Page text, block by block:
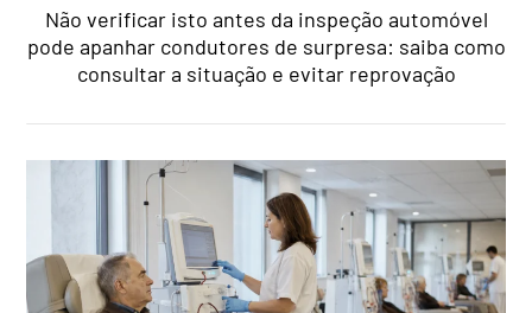
Não verificar isto antes da inspeção automóvel
pode apanhar condutores de surpresa: saiba como
consultar a situação e evitar reprovação